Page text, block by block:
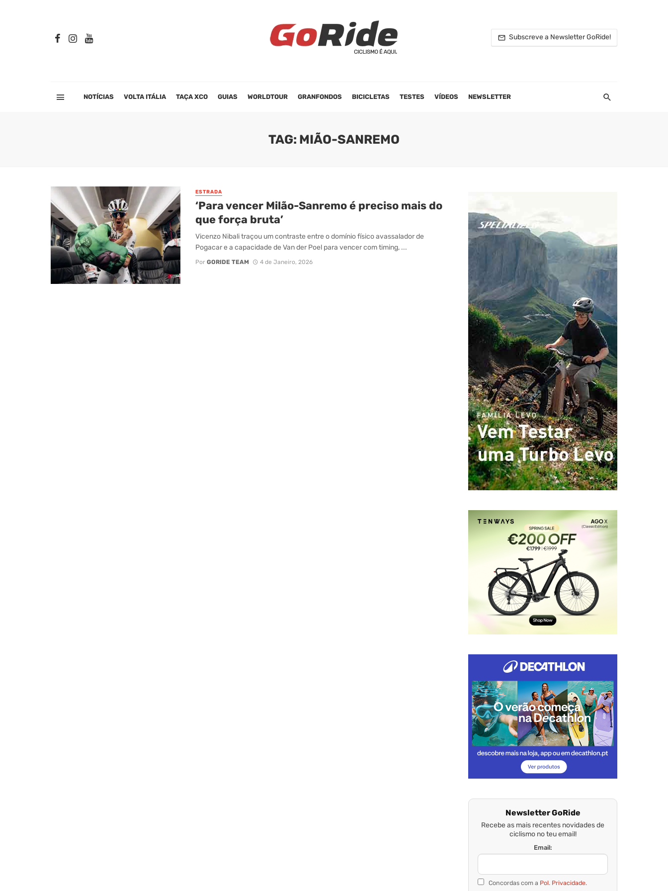
Subscreve a Newsletter GoRide!
NOTÍCIAS VOLTA ITÁLIA TAÇA XCO GUIAS WORLDTOUR GRANFONDOS BICICLETAS TESTES VÍDEOS NEWSLETTER
TAG: MIÃO-SANREMO
ESTRADA
‘Para vencer Milão-Sanremo é preciso mais do
que força bruta’
Vicenzo Nibali traçou um contraste entre o domínio físico avassalador de
Pogacar e a capacidade de Van der Poel para vencer com timing, ...
Por GORIDE TEAM 4 de Janeiro, 2026
Newsletter GoRide
Recebe as mais recentes novidades de
ciclismo no teu email!
Email:
Concordas com a Pol. Privacidade.